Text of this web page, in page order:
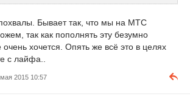
Бывает так, что мы на МТС
так как пополнять эту безумно
очень хочется. Опять же всё это в целях
с лайфа..
2015 10:57